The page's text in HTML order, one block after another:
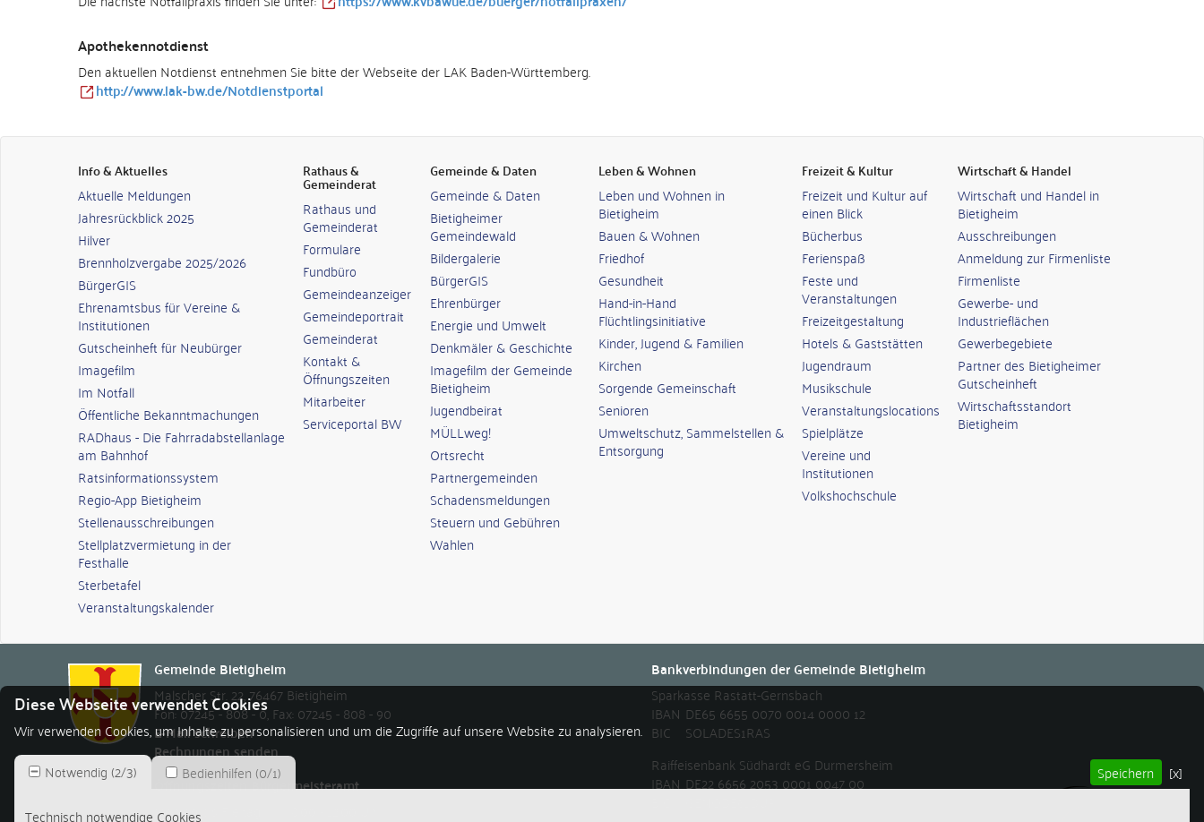
Apothekennotdienst
Den aktuellen Notdienst entnehmen Sie bitte der Webseite der LAK Baden-Württemberg.
http://www.lak-bw.de/Notdienstportal
Info & Aktuelles
Aktuelle Meldungen
Jahresrückblick 2025
Hilver
Brennholzvergabe 2025/2026
BürgerGIS
Ehrenamtsbus für Vereine &
Institutionen
Gutscheinheft für Neubürger
Imagefilm
Im Notfall
Öffentliche Bekanntmachungen
RADhaus - Die Fahrradabstellanlage
am Bahnhof
Ratsinformationssystem
Regio-App Bietigheim
Stellenausschreibungen
Stellplatzvermietung in der
Festhalle
Sterbetafel
Veranstaltungskalender
Rathaus &
Gemeinderat
Rathaus und
Gemeinderat
Formulare
Fundbüro
Gemeindeanzeiger
Gemeindeportrait
Gemeinderat
Kontakt &
Öffnungszeiten
Mitarbeiter
Serviceportal BW
Gemeinde & Daten
Gemeinde & Daten
Bietigheimer
Gemeindewald
Bildergalerie
BürgerGIS
Ehrenbürger
Energie und Umwelt
Denkmäler & Geschichte
Imagefilm der Gemeinde
Bietigheim
Jugendbeirat
MÜLLweg!
Ortsrecht
Partnergemeinden
Schadensmeldungen
Steuern und Gebühren
Wahlen
Leben & Wohnen
Leben und Wohnen in
Bietigheim
Bauen & Wohnen
Friedhof
Gesundheit
Hand-in-Hand
Flüchtlingsinitiative
Kinder, Jugend & Familien
Kirchen
Sorgende Gemeinschaft
Senioren
Umweltschutz, Sammelstellen &
Entsorgung
Freizeit & Kultur
Freizeit und Kultur auf
einen Blick
Bücherbus
Ferienspaß
Feste und
Veranstaltungen
Freizeitgestaltung
Hotels & Gaststätten
Jugendraum
Musikschule
Veranstaltungslocations
Spielplätze
Vereine und
Institutionen
Volkshochschule
Wirtschaft & Handel
Wirtschaft und Handel in
Bietigheim
Ausschreibungen
Anmeldung zur Firmenliste
Firmenliste
Gewerbe- und
Industrieflächen
Gewerbegebiete
Partner des Bietigheimer
Gutscheinheft
Wirtschaftsstandort
Bietigheim
Gemeinde Bietigheim
Malscher Str. 22,76467Bietigheim
Fon: 07245 - 808 - 0, Fax: 07245 - 808 - 90
E-Mail schreiben
Rechnungen senden
Öffnungszeiten Bürgermeisteramt
Montag bis Freitag
Bankverbindungen der Gemeinde Bietigheim
Sparkasse Rastatt-Gernsbach
IBAN DE65 6655 0070 0014 0000 12
BIC
SOLADES1RAS
Raiffeisenbank Südhardt eG Durmersheim
IBAN DE22 6656 2053 0001 0047 00
Diese Webseite verwendet Cookies
Wir verwenden Cookies, um Inhalte zu personalisieren und um die Zugriffe auf unsere Website zu analysieren.
Notwendig(2/3) Bedienhilfen (0/1) Speichern
[x]
Technisch notwendige Cookies